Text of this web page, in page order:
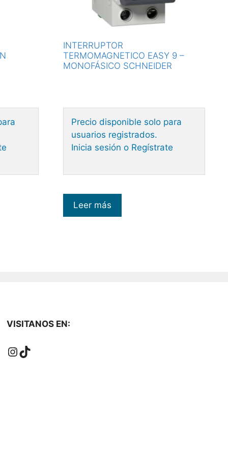
INTERRUPTOR
TERMOMAGNETICO EASY 9 –
MONOFÁSICO SCHNEIDER
Precio disponible solo para
usuarios registrados.
Inicia sesión o Regístrate
Leer más
VISITANOS EN:
Instagram
TikTok